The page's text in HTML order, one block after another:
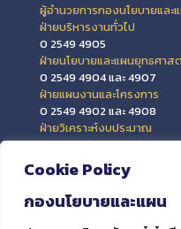
Cookie Policy
กองนโยบายและแผน
ผู้อำนวยการกองนโยบายและ
ฝ่ายบริหารงานทั่วไป
0 2549 4905
ฝ่ายนโยบายและแผนยุทธศาส
0 2549 4904 และ 4907
ฝ่ายแผนงานและโครงการ
0 2549 4902 และ 4908
ฝ่ายวิเคราะห์งบประมาณ
0 2549 4903 และ 4909
ฝ่ายข้อมูลสารสนเทศและติดต
0 2549 4906